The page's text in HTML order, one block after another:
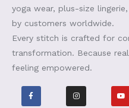
yoga wear, plus-size
by customers worldwide.
Every stitch is crafted for
transformation. Because
feeling empowered.
F
a
c
I
n
s
Y
o
u